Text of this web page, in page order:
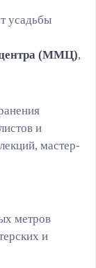
усадьбы
центра (ММЦ),
и
мастер-
метров
и